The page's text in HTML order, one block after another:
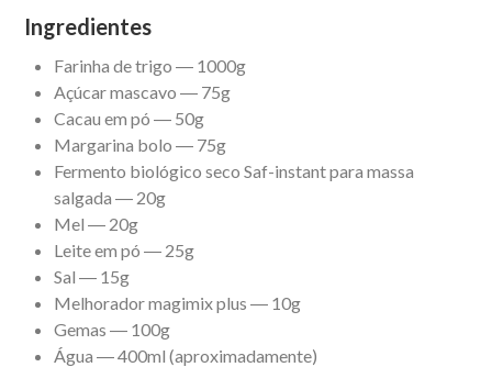
Ingredientes
Farinha de trigo ― 1000g
Açúcar mascavo ― 75g
Cacau em pó ― 50g
Margarina bolo ― 75g
Fermento biológico seco Saf-instant para massa
salgada ― 20g
Mel ― 20g
Leite em pó ― 25g
Sal ― 15g
Melhorador magimix plus ― 10g
Gemas ― 100g
Água ― 400ml (aproximadamente)